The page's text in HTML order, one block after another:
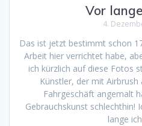
Vor
4.
Das ist jetzt bestimmt schon
Arbeit hier verrichtet habe,
ich kürzlich auf diese Fotos
Künstler, der mit
Fahrgeschäft angemalt
Gebrauchskunst schlechthin!
lange